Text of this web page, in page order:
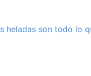
heladas son todo lo